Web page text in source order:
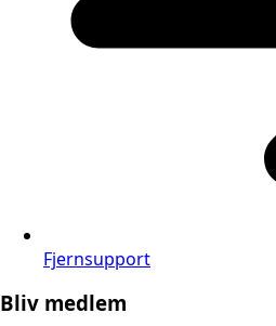
Fjernsupport
Bliv medlem